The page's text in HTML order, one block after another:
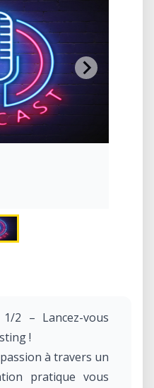
1/2 – Lancez-vous
!
à travers un
pratique vous